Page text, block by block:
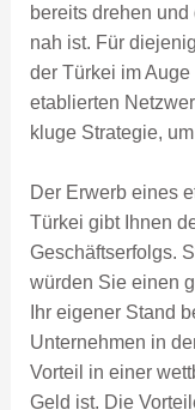
bereits drehen
nah ist. Für
der Türkei im
etablierten
kluge Strategie,
Der Erwerb eines
Türkei gibt Ihnen
Geschäftserfolgs.
würden Sie einen
Ihr eigener Stand
Unternehmen in
Vorteil in einer
Geld ist. Die